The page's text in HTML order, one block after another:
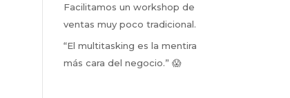
Facilitamos un workshop de
ventas muy poco tradicional.
“El multitasking es la mentira
más cara del negocio.” 😱